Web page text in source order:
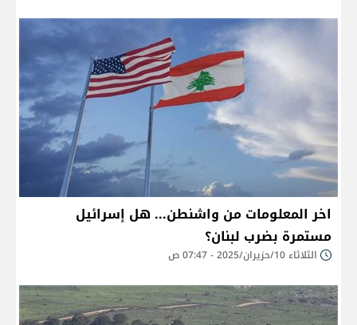
اخر المعلومات من واشنطن... هل إسرائيل
مستمرة بضرب لبنان؟
الثلاثاء 10/حزيران/2025 - 07:47 ص